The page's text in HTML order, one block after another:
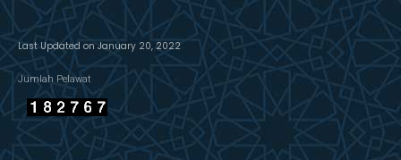
Last Updated on January 20, 2022
Jumlah Pelawat